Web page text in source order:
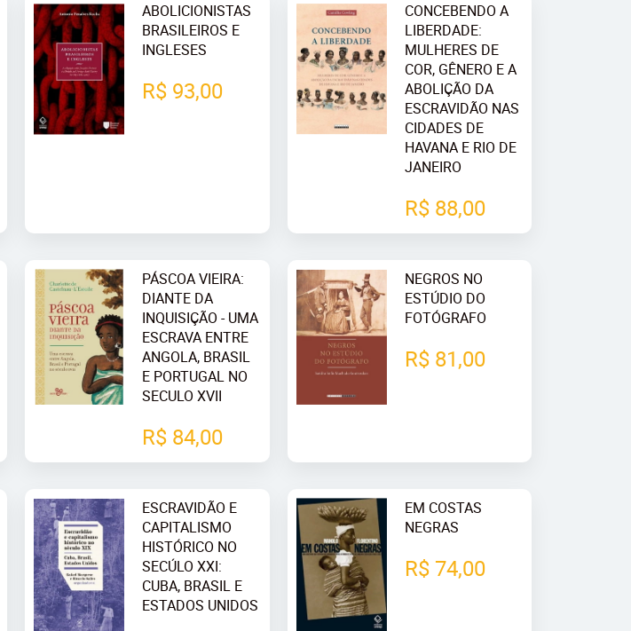
ABOLICIONISTAS
BRASILEIROS E
INGLESES
R$ 93,00
CONCEBENDO A
LIBERDADE:
MULHERES DE
COR, GÊNERO E A
ABOLIÇÃO DA
ESCRAVIDÃO NAS
CIDADES DE
HAVANA E RIO DE
JANEIRO
R$ 88,00
PÁSCOA VIEIRA:
DIANTE DA
INQUISIÇÃO - UMA
ESCRAVA ENTRE
ANGOLA, BRASIL
E PORTUGAL NO
SECULO XVII
R$ 84,00
NEGROS NO
ESTÚDIO DO
FOTÓGRAFO
R$ 81,00
ESCRAVIDÃO E
CAPITALISMO
HISTÓRICO NO
SECÚLO XXI:
CUBA, BRASIL E
ESTADOS UNIDOS
EM COSTAS
NEGRAS
R$ 74,00